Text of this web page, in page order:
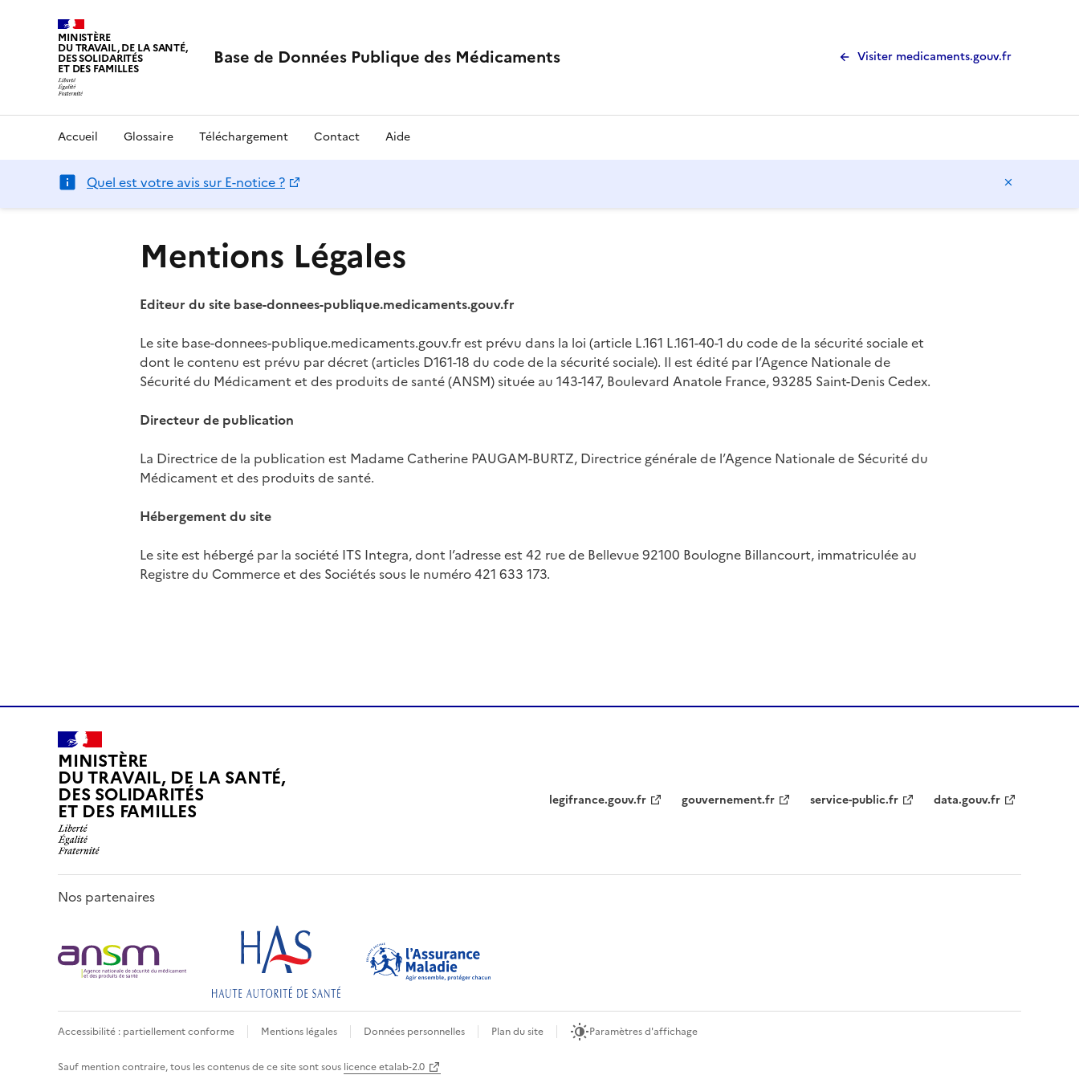
MINISTÈRE
DU TRAVAIL, DE LA SANTÉ,
DES SOLIDARITÉS
ET DES FAMILLES Base de Données Publique des Médicaments Visiter medicaments.gouv.fr
Accueil Glossaire Téléchargement Contact Aide
Quel est votre avis sur E-notice ?
Mentions Légales
Editeur du site base-donnees-publique.medicaments.gouv.fr
Le site base-donnees-publique.medicaments.gouv.fr est prévu dans la loi (article L.161 L.161-40-1 du code de la sécurité sociale et
dont le contenu est prévu par décret (articles D161-18 du code de la sécurité sociale). Il est édité par l’Agence Nationale de
Sécurité du Médicament et des produits de santé (ANSM) située au 143-147, Boulevard Anatole France, 93285 Saint-Denis Cedex.
Directeur de publication
La Directrice de la publication est Madame Catherine PAUGAM-BURTZ, Directrice générale de l’Agence Nationale de Sécurité du
Médicament et des produits de santé.
Hébergement du site
Le site est hébergé par la société ITS Integra, dont l’adresse est 42 rue de Bellevue 92100 Boulogne Billancourt, immatriculée au
Registre du Commerce et des Sociétés sous le numéro 421 633 173.
MINISTÈRE
DU TRAVAIL, DE LA SANTÉ,
DES SOLIDARITÉS
ET DES FAMILLES legifrance.gouv.fr gouvernement.fr service-public.fr data.gouv.fr
Nos partenaires
Accessibilité : partiellement conforme Mentions légales Données personnelles Plan du site Paramètres d'affichage
Sauf mention contraire, tous les contenus de ce site sont sous licence etalab-2.0